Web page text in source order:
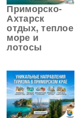
Приморско-
Ахтарск
отдых, теплое
море и
лотосы